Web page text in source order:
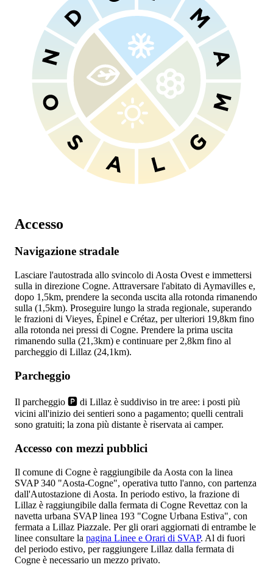
Accesso
Navigazione stradale
Lasciare l'autostrada allo svincolo di Aosta Ovest e immettersi
sulla in direzione Cogne. Attraversare l'abitato di Aymavilles e,
dopo 1,5km, prendere la seconda uscita alla rotonda rimanendo
sulla (1,5km). Proseguire lungo la strada regionale, superando
le frazioni di Vieyes, Épinel e Crétaz, per ulteriori 19,8km fino
alla rotonda nei pressi di Cogne. Prendere la prima uscita
rimanendo sulla (21,3km) e continuare per 2,8km fino al
parcheggio di Lillaz (24,1km).
Parcheggio
Il parcheggio 🅿️ di Lillaz è suddiviso in tre aree: i posti più
vicini all'inizio dei sentieri sono a pagamento; quelli centrali
sono gratuiti; la zona più distante è riservata ai camper.
Accesso con mezzi pubblici
Il comune di Cogne è raggiungibile da Aosta con la linea
SVAP 340 "Aosta-Cogne", operativa tutto l'anno, con partenza
dall'Autostazione di Aosta. In periodo estivo, la frazione di
Lillaz è raggiungibile dalla fermata di Cogne Revettaz con la
navetta urbana SVAP linea 193 "Cogne Urbana Estiva", con
fermata a Lillaz Piazzale. Per gli orari aggiornati di entrambe le
linee consultare la pagina Linee e Orari di SVAP. Al di fuori
del periodo estivo, per raggiungere Lillaz dalla fermata di
Cogne è necessario un mezzo privato.